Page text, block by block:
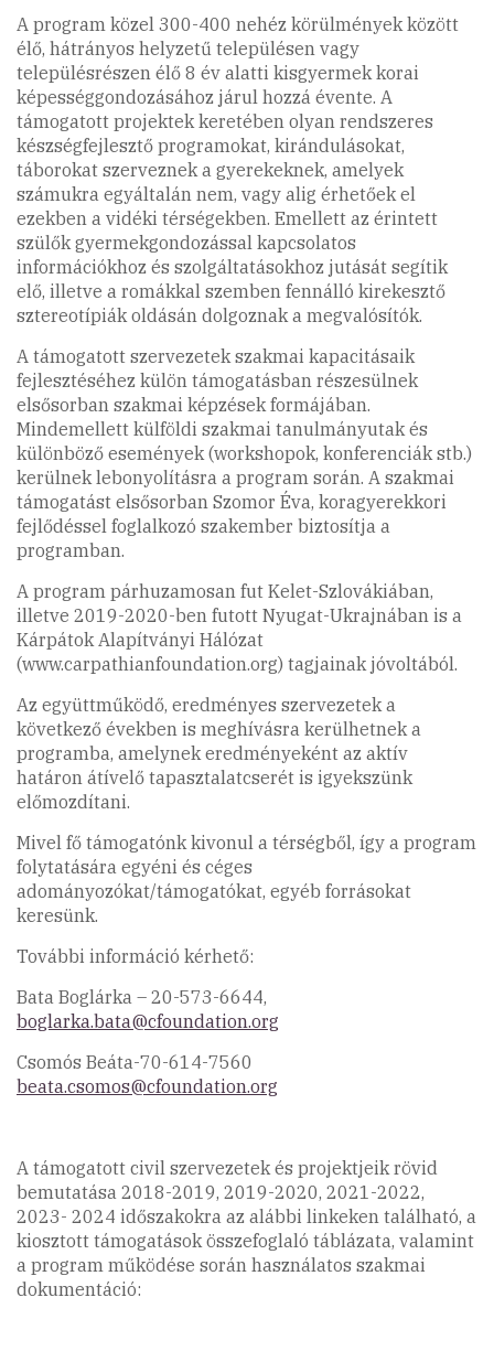
A program közel 300-400 nehéz körülmények között
élő, hátrányos helyzetű településen vagy
településrészen élő 8 év alatti kisgyermek korai
képességgondozásához járul hozzá évente. A
támogatott projektek keretében olyan rendszeres
készségfejlesztő programokat, kirándulásokat,
táborokat szerveznek a gyerekeknek, amelyek
számukra egyáltalán nem, vagy alig érhetőek el
ezekben a vidéki térségekben. Emellett az érintett
szülők gyermekgondozással kapcsolatos
információkhoz és szolgáltatásokhoz jutását segítik
elő, illetve a romákkal szemben fennálló kirekesztő
sztereotípiák oldásán dolgoznak a megvalósítók.
A támogatott szervezetek szakmai kapacitásaik
fejlesztéséhez külön támogatásban részesülnek
elsősorban szakmai képzések formájában.
Mindemellett külföldi szakmai tanulmányutak és
különböző események (workshopok, konferenciák stb.)
kerülnek lebonyolításra a program során. A szakmai
támogatást elsősorban Szomor Éva, koragyerekkori
fejlődéssel foglalkozó szakember biztosítja a
programban.
A program párhuzamosan fut Kelet-Szlovákiában,
illetve 2019-2020-ben futott Nyugat-Ukrajnában is a
Kárpátok Alapítványi Hálózat
(www.carpathianfoundation.org) tagjainak jóvoltából.
Az együttműködő, eredményes szervezetek a
következő években is meghívásra kerülhetnek a
programba, amelynek eredményeként az aktív
határon átívelő tapasztalatcserét is igyekszünk
előmozdítani.
Mivel fő támogatónk kivonul a térségből, így a program
folytatására egyéni és céges
adományozókat/támogatókat, egyéb forrásokat
keresünk.
További információ kérhető:
Bata Boglárka – 20-573-6644,
boglarka.bata@cfoundation.org
Csomós Beáta-70-614-7560
beata.csomos@cfoundation.org
A támogatott civil szervezetek és projektjeik rövid
bemutatása 2018-2019, 2019-2020, 2021-2022,
2023- 2024 időszakokra az alábbi linkeken található, a
kiosztott támogatások összefoglaló táblázata, valamint
a program működése során használatos szakmai
dokumentáció: